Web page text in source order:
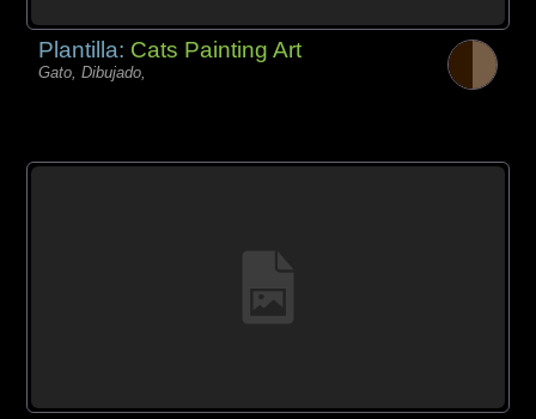
Plantilla: Cats Painting Art
Gato, Dibujado,